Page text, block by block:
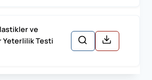
ve
Yeterlilik Testi